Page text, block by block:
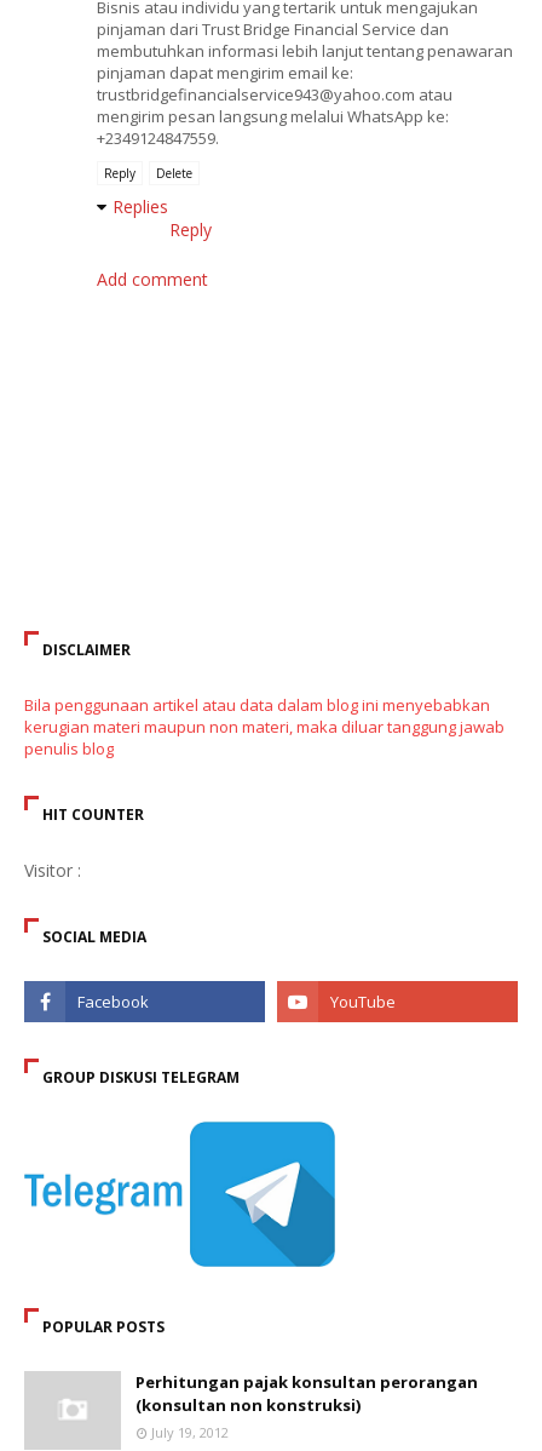
Bisnis atau individu yang tertarik untuk mengajukan
pinjaman dari Trust Bridge Financial Service dan
membutuhkan informasi lebih lanjut tentang penawaran
pinjaman dapat mengirim email ke:
trustbridgefinancialservice943@yahoo.com atau
mengirim pesan langsung melalui WhatsApp ke:
+2349124847559.
Reply Delete
Replies
Reply
Add comment
DISCLAIMER
Bila penggunaan artikel atau data dalam blog ini menyebabkan
kerugian materi maupun non materi, maka diluar tanggung jawab
penulis blog
HIT COUNTER
Visitor :
SOCIAL MEDIA
GROUP DISKUSI TELEGRAM
POPULAR POSTS
Perhitungan pajak konsultan perorangan
(konsultan non konstruksi)
July 19, 2012